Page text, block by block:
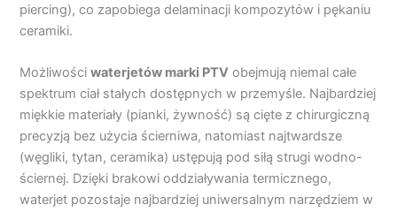
piercing), co zapobiega delaminacji kompozytów i pękaniu
ceramiki.
Możliwościwaterjetów marki PTV obejmują niemal całe
spektrum ciał stałych dostępnych w przemyśle. Najbardziej
miękkie materiały (pianki, żywność) są cięte z chirurgiczną
precyzją bez użycia ścierniwa, natomiast najtwardsze
(węgliki, tytan, ceramika) ustępują pod siłą strugi wodno-
ściernej. Dzięki brakowi oddziaływania termicznego,
waterjet pozostaje najbardziej uniwersalnym narzędziem w